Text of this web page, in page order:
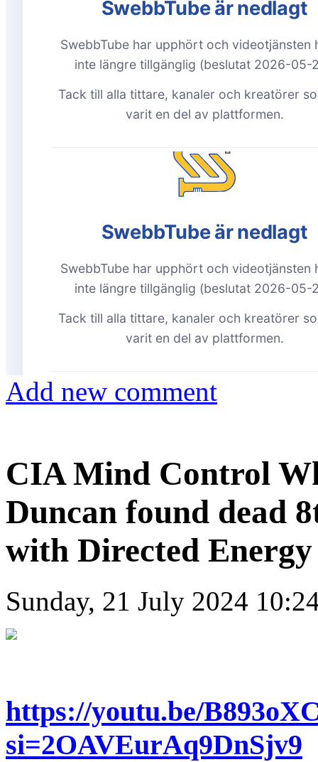
Add new comment
CIA Mind Control
Duncan found dead
with Directed Energy
Sunday, 21 July 2024
https://youtu.be/
si=2OAVEurAq9DnSjv9